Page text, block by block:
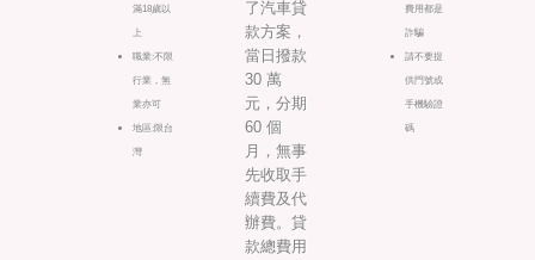
滿18歲以
上
職業:不限
行業，無
業亦可
地區:限台
灣
了汽車貸
款方案，
當日撥款
30 萬
元，分期
60 個
月，無事
先收取手
續費及代
辦費。貸
款總費用
費用都是
詐騙
請不要提
供門號或
手機驗證
碼